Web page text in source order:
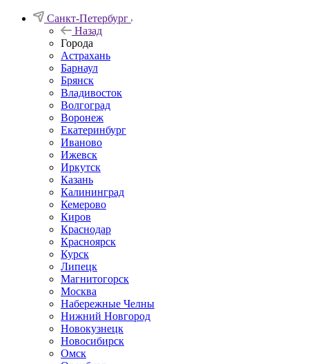
Санкт-Петербург
Назад
Города
Астрахань
Барнаул
Брянск
Владивосток
Волгоград
Воронеж
Екатеринбург
Иваново
Ижевск
Иркутск
Казань
Калининград
Кемерово
Киров
Краснодар
Красноярск
Курск
Липецк
Магнитогорск
Москва
Набережные Челны
Нижний Новгород
Новокузнецк
Новосибирск
Омск